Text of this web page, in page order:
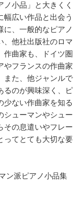
小品」と大きくく
幅広い作品と出会う
に、一般的なピアノ
、他社出版社のロマ
作曲家も、ドイツ圏
やフランスの作曲家
また、他ジャンルで
るのが興味深く、ピ
少ない作曲家を知る
シューマンやシュー
その息遣いやフレー
ってとても大切な要
ン派ピアノ小品集